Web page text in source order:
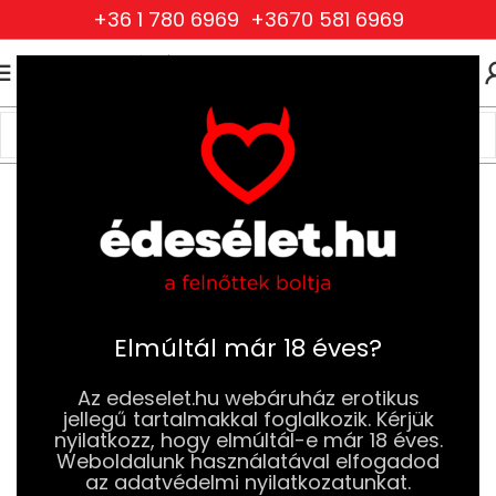
Elmúltál már 18 éves?
Az edeselet.hu webáruház erotikus
jellegű tartalmakkal foglalkozik. Kérjük
nyilatkozz, hogy elmúltál-e már 18 éves.
Weboldalunk használatával elfogadod
az adatvédelmi nyilatkozatunkat.
+36 1 780 6969 +3670 581 6969
Pénisz és Here Játékok